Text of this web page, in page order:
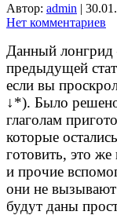
Автор: admin |
Нет комментариев
Данный
предыдущей
если вы
↓*). Было
глаголам
которые
готовить, это
и прочие
они не вызывают
будут даны